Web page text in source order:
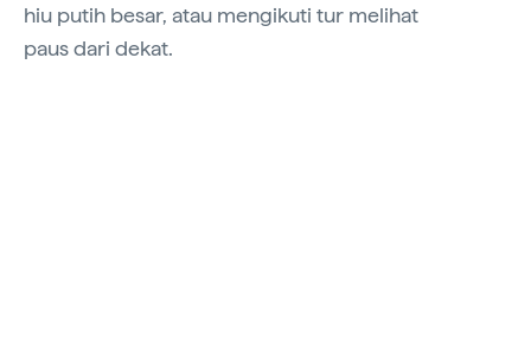
hiu putih besar, atau mengikuti tur melihat
paus dari dekat.